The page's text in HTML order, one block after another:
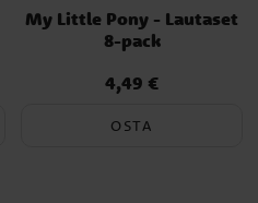
My Little Pony - Lautaset
8-pack
Hinta:4,49 €
4,49 €
OSTA